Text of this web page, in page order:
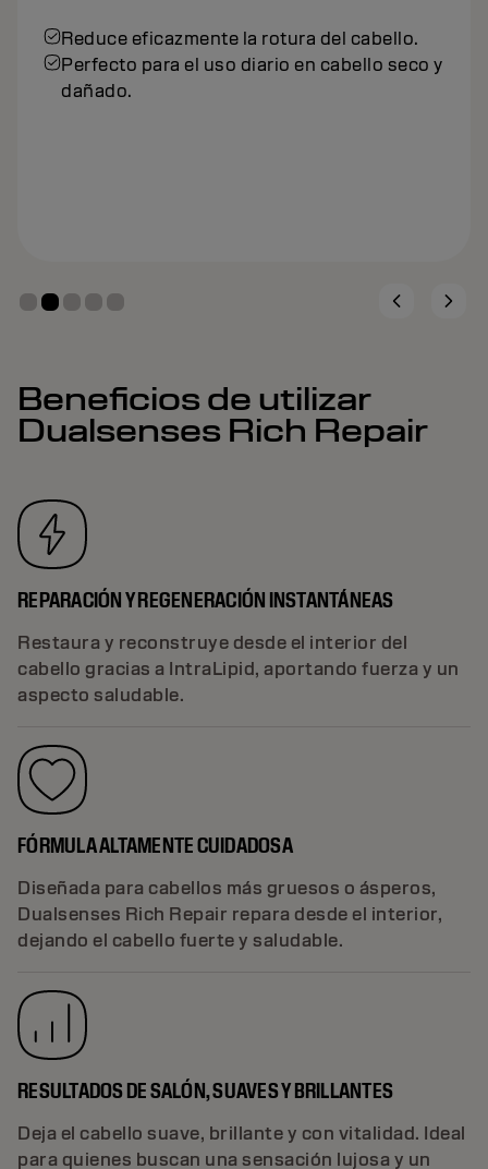
Reduce eficazmente la rotura del cabello.
Perfecto para el uso diario en cabello seco y
dañado.
Beneficios de utilizar
Dualsenses Rich Repair
REPARACIÓN Y REGENERACIÓN INSTANTÁNEAS
Restaura y reconstruye desde el interior del
cabello gracias a IntraLipid, aportando fuerza y un
aspecto saludable.
FÓRMULA ALTAMENTE CUIDADOSA
Diseñada para cabellos más gruesos o ásperos,
Dualsenses Rich Repair repara desde el interior,
dejando el cabello fuerte y saludable.
RESULTADOS DE SALÓN, SUAVES Y BRILLANTES
Deja el cabello suave, brillante y con vitalidad. Ideal
para quienes buscan una sensación lujosa y un